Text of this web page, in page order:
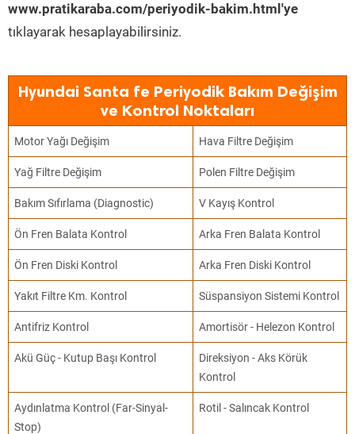
www.pratikaraba.com/periyodik-bakim.html'ye
tıklayarak hesaplayabilirsiniz.
Hyundai Santa fe Periyodik Bakım Değişim
ve Kontrol Noktaları
Motor Yağı Değişim Hava Filtre Değişim
Yağ Filtre Değişim Polen Filtre Değişim
Bakım Sıfırlama (Diagnostic) V Kayış Kontrol
Ön Fren Balata Kontrol Arka Fren Balata Kontrol
Ön Fren Diski Kontrol Arka Fren Diski Kontrol
Yakıt Filtre Km. Kontrol Süspansiyon Sistemi Kontrol
Antifriz Kontrol Amortisör - Helezon Kontrol
Akü Güç - Kutup Başı Kontrol
Direksiyon - Aks Körük
Kontrol
Aydınlatma Kontrol (Far-Sinyal-
Stop)
Rotil - Salıncak Kontrol